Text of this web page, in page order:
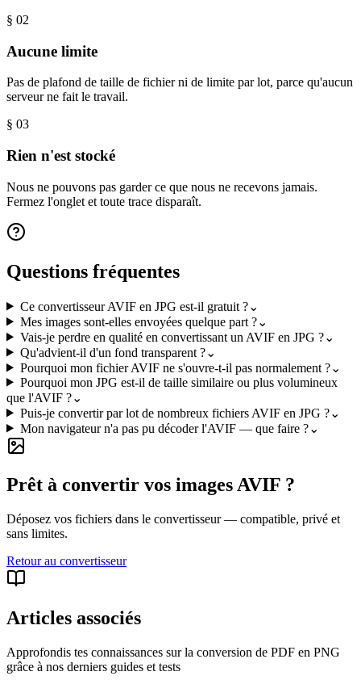
§ 02
Aucune limite
Pas de plafond de taille de fichier ni de limite par lot, parce qu'aucun
serveur ne fait le travail.
§ 03
Rien n'est stocké
Nous ne pouvons pas garder ce que nous ne recevons jamais.
Fermez l'onglet et toute trace disparaît.
Questions fréquentes
Ce convertisseur AVIF en JPG est-il gratuit ?⌄
Mes images sont-elles envoyées quelque part ?⌄
Vais-je perdre en qualité en convertissant un AVIF en JPG ?⌄
Qu'advient-il d'un fond transparent ?⌄
Pourquoi mon fichier AVIF ne s'ouvre-t-il pas normalement ?⌄
Pourquoi mon JPG est-il de taille similaire ou plus volumineux
que l'AVIF ?⌄
Puis-je convertir par lot de nombreux fichiers AVIF en JPG ?⌄
Mon navigateur n'a pas pu décoder l'AVIF — que faire ?⌄
Prêt à convertir vos images AVIF ?
Déposez vos fichiers dans le convertisseur — compatible, privé et
sans limites.
Retour au convertisseur
Articles associés
Approfondis tes connaissances sur la conversion de PDF en PNG
grâce à nos derniers guides et tests